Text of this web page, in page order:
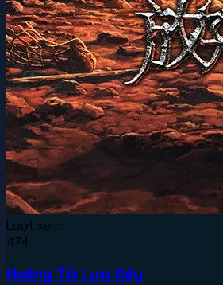
Lượt xem:
474
Hoàng Tử Lưu Đày